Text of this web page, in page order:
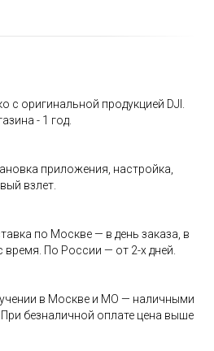
с оригинальной продукцией DJI.
- 1 год.
приложения, настройка,
взлет.
по Москве — в день заказа, в
время. По России — от 2-х дней.
в Москве и МО — наличными
безналичной оплате цена выше